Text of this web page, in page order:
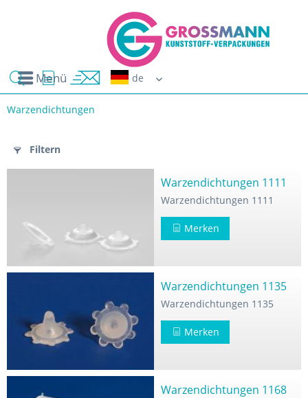
Menü
Warzendichtungen
Filtern
Warzendichtungen 1111
Warzendichtungen 1111
Merken
Warzendichtungen 1135
Warzendichtungen 1135
Merken
Warzendichtungen 1168